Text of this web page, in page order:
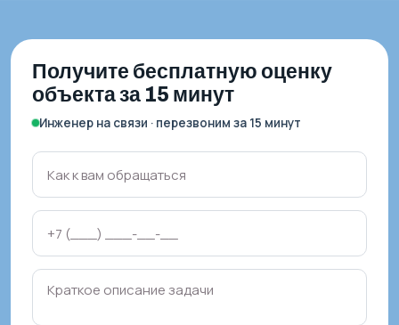
Получите бесплатную оценку
объекта за 15 минут
Инженер на связи · перезвоним за 15 минут